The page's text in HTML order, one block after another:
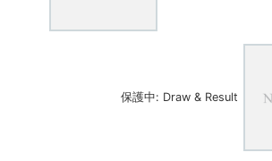
保護中: Draw & Result